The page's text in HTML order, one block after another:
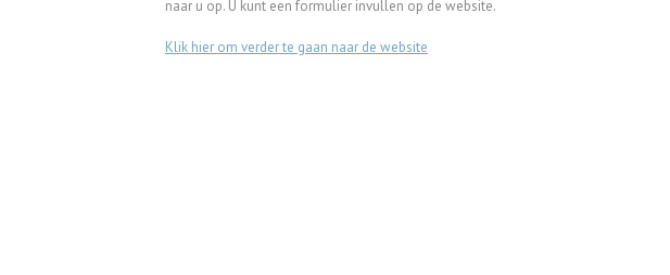
naar u op. U kunt een formulier invullen op de website.
Klik hier om verder te gaan naar de website